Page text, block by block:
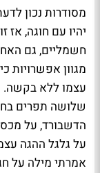
מסודרות נכון
יהיו עם חוגה, אז
חשמליים, גם
מגוון אפשרויות
עצמו ללא בקשה.
שלושה תפרים
הדשבורד, על
על גלגל ההגה
אמרתי מילה על